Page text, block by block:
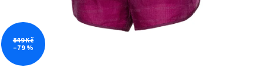
849 Kč
–79 %